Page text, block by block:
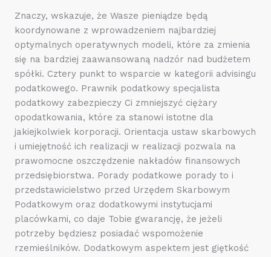
Znaczy, wskazuje, że Wasze pieniądze będą
koordynowane z wprowadzeniem najbardziej
optymalnych operatywnych modeli, które za zmienia
się na bardziej zaawansowaną nadzór nad budżetem
spółki. Cztery punkt to wsparcie w kategorii advisingu
podatkowego. Prawnik podatkowy specjalista
podatkowy zabezpieczy Ci zmniejszyć ciężary
opodatkowania, które za stanowi istotne dla
jakiejkolwiek korporacji. Orientacja ustaw skarbowych
i umiejętność ich realizacji w realizacji pozwala na
prawomocne oszczędzenie nakładów finansowych
przedsiębiorstwa. Porady podatkowe porady to i
przedstawicielstwo przed Urzędem Skarbowym
Podatkowym oraz dodatkowymi instytucjami
placówkami, co daje Tobie gwarancję, że jeżeli
potrzeby będziesz posiadać wspomożenie
rzemieślników. Dodatkowym aspektem jest giętkość